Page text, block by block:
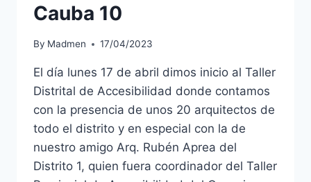
Cauba 10
By Madmen 17/04/2023
El día lunes 17 de abril dimos inicio al Taller
Distrital de Accesibilidad donde contamos
con la presencia de unos 20 arquitectos de
todo el distrito y en especial con la de
nuestro amigo Arq. Rubén Aprea del
Distrito 1, quien fuera coordinador del Taller